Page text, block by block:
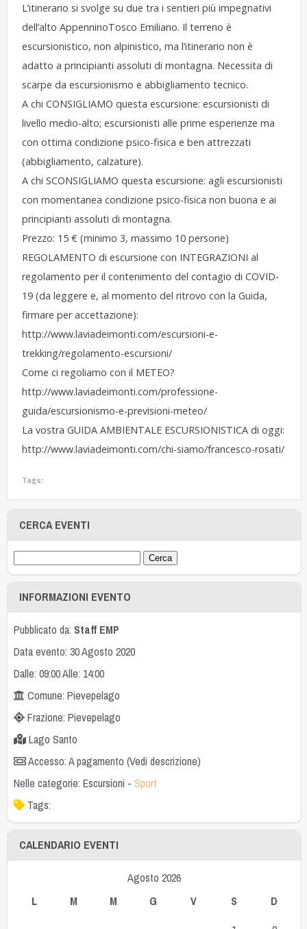
L’itinerario si svolge su due tra i sentieri più impegnativi
dell’alto AppenninoTosco Emiliano. Il terreno è
escursionistico, non alpinistico, ma l’itinerario non è
adatto a principianti assoluti di montagna. Necessita di
scarpe da escursionismo e abbigliamento tecnico.
A chi CONSIGLIAMO questa escursione: escursionisti di
livello medio-alto; escursionisti alle prime esperienze ma
con ottima condizione psico-fisica e ben attrezzati
(abbigliamento, calzature).
A chi SCONSIGLIAMO questa escursione: agli escursionisti
con momentanea condizione psico-fisica non buona e ai
principianti assoluti di montagna.
Prezzo: 15 € (minimo 3, massimo 10 persone)
REGOLAMENTO di escursione con INTEGRAZIONI al
regolamento per il contenimento del contagio di COVID-
19 (da leggere e, al momento del ritrovo con la Guida,
firmare per accettazione):
http://www.laviadeimonti.com/escursioni-e-
trekking/regolamento-escursioni/
Come ci regoliamo con il METEO?
http://www.laviadeimonti.com/professione-
guida/escursionismo-e-previsioni-meteo/
La vostra GUIDA AMBIENTALE ESCURSIONISTICA di oggi:
http://www.laviadeimonti.com/chi-siamo/francesco-rosati/
Tags:
CERCA EVENTI
INFORMAZIONI EVENTO
Pubblicato da: Staff EMP
Data evento: 30 Agosto 2020
Dalle: 09:00 Alle: 14:00
Comune: Pievepelago
Frazione: Pievepelago
Lago Santo
Accesso: A pagamento (Vedi descrizione)
Nelle categorie: Escursioni - Sport
Tags:
CALENDARIO EVENTI
Agosto 2026
L
M M G V S
D